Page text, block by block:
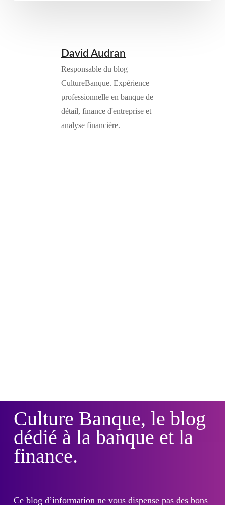
David Audran
Responsable du blog
CultureBanque. Expérience
professionnelle en banque de
détail, finance d'entreprise et
analyse financière.
Culture Banque, le blog
dédié à la banque et la
finance.
Ce blog d’information ne vous dispense pas des bons